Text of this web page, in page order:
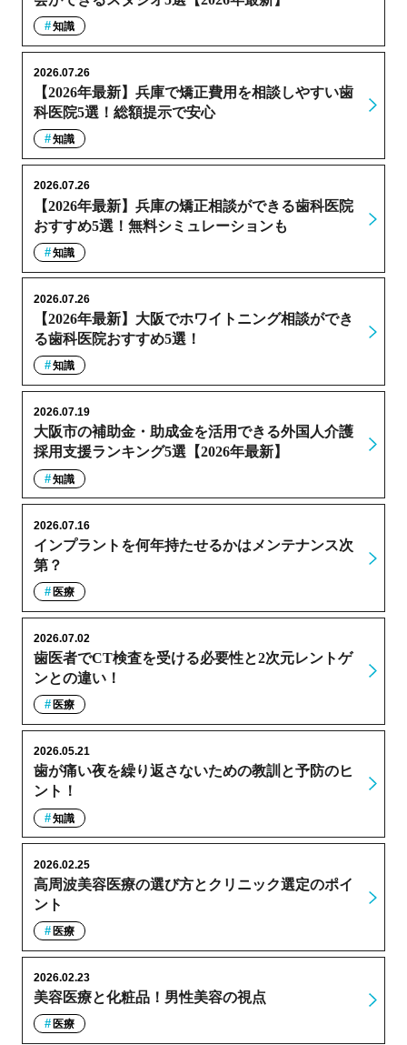
知識
【2026年最新】兵庫で矯正費用を相談しやすい歯
科医院5選！総額提示で安心
2026.07.26
知識
【2026年最新】兵庫の矯正相談ができる歯科医院
おすすめ5選！無料シミュレーションも
2026.07.26
知識
【2026年最新】大阪でホワイトニング相談ができ
る歯科医院おすすめ5選！
2026.07.26
知識
大阪市の補助金・助成金を活用できる外国人介護
採用支援ランキング5選【2026年最新】
2026.07.19
知識
インプラントを何年持たせるかはメンテナンス次
第？
2026.07.16
医療
歯医者でCT検査を受ける必要性と2次元レントゲ
ンとの違い！
2026.07.02
医療
歯が痛い夜を繰り返さないための教訓と予防のヒ
ント！
2026.05.21
知識
高周波美容医療の選び方とクリニック選定のポイ
ント
2026.02.25
医療
美容医療と化粧品！男性美容の視点
2026.02.23
医療